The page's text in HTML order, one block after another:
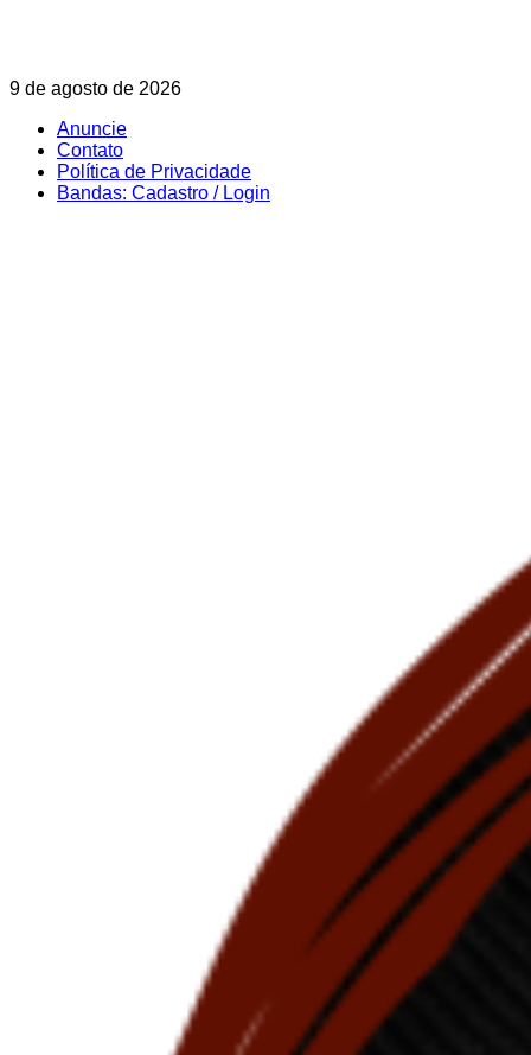
Skip
content
9 de agosto de 2026
Anuncie
Contato
Política de Privacidade
Bandas: Cadastro / Login